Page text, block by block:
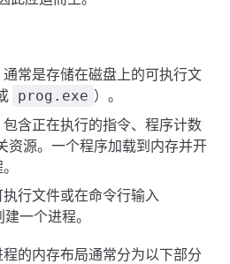
通常是存储在磁盘上的可执行文
prog.exe ）。
包含正在执行的指令、程序计数
资源。一个程序加载到内存并开
行文件或在命令行输入
一个进程。
程的内存布局通常分为以下部分